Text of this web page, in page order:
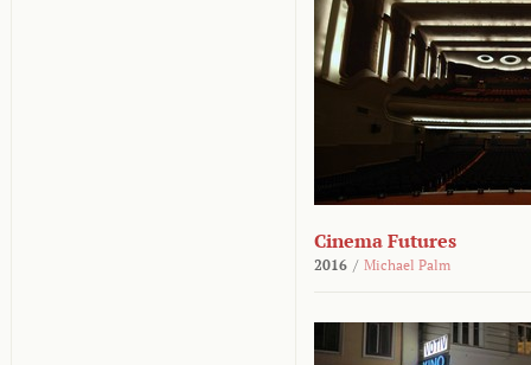
Cinema Futures
2016 / Michael Palm